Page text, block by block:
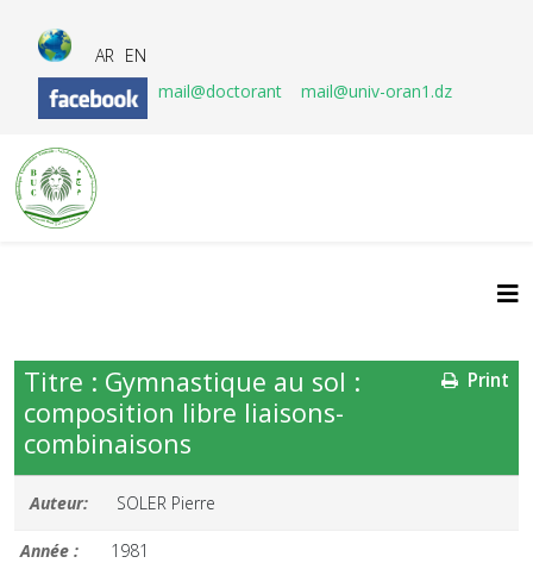
AR EN
mail@doctorant
mail@univ-oran1.dz
Print
Titre : Gymnastique au sol :
composition libre liaisons-
combinaisons
Auteur: SOLER Pierre
Année :
1981